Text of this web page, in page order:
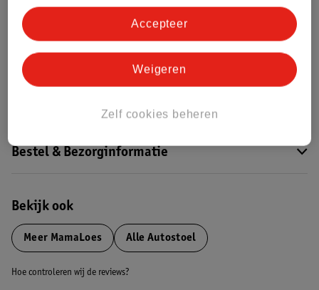
Nature Impact Score
Dit product heeft (nog) geen Nature
Bestel & Bezorginformatie
Bekijk ook
Meer MamaLoes Alle Autostoel
Hoe controleren wij de reviews?
Zelf cookies beheren
Weigeren
Accepteer